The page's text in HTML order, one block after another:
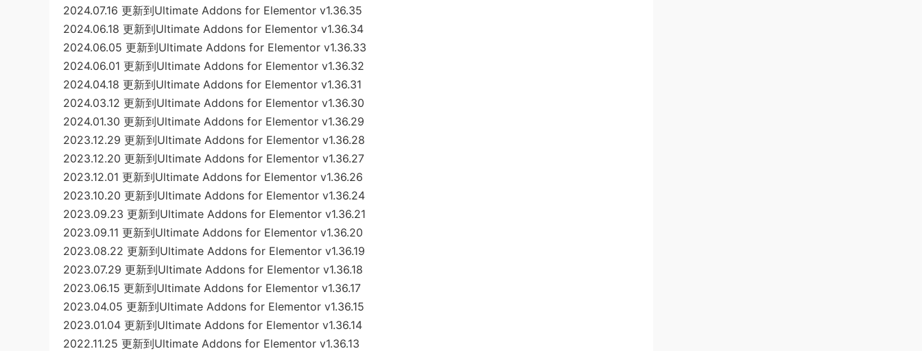
2024.07.16 更新到Ultimate Addons for Elementor v1.36.35
2024.06.18 更新到Ultimate Addons for Elementor v1.36.34
2024.06.05 更新到Ultimate Addons for Elementor v1.36.33
2024.06.01 更新到Ultimate Addons for Elementor v1.36.32
2024.04.18 更新到Ultimate Addons for Elementor v1.36.31
2024.03.12 更新到Ultimate Addons for Elementor v1.36.30
2024.01.30 更新到Ultimate Addons for Elementor v1.36.29
2023.12.29 更新到Ultimate Addons for Elementor v1.36.28
2023.12.20 更新到Ultimate Addons for Elementor v1.36.27
2023.12.01 更新到Ultimate Addons for Elementor v1.36.26
2023.10.20 更新到Ultimate Addons for Elementor v1.36.24
2023.09.23 更新到Ultimate Addons for Elementor v1.36.21
2023.09.11 更新到Ultimate Addons for Elementor v1.36.20
2023.08.22 更新到Ultimate Addons for Elementor v1.36.19
2023.07.29 更新到Ultimate Addons for Elementor v1.36.18
2023.06.15 更新到Ultimate Addons for Elementor v1.36.17
2023.04.05 更新到Ultimate Addons for Elementor v1.36.15
2023.01.04 更新到Ultimate Addons for Elementor v1.36.14
2022.11.25 更新到Ultimate Addons for Elementor v1.36.13